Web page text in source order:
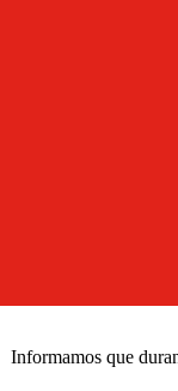
Informamos que